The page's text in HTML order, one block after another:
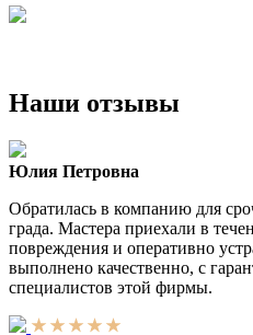
Наши отзывы
Юлия Петровна
Обратилась в компанию для
града. Мастера приехали в
повреждения и оперативно
выполнено качественно, с
специалистов этой фирмы.